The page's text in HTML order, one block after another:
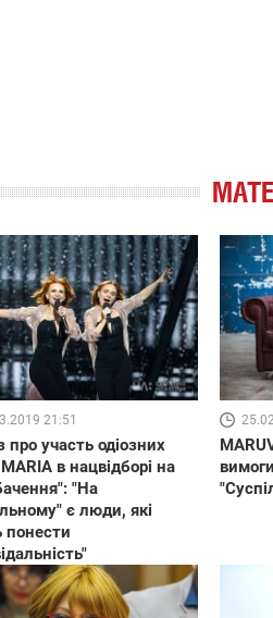
21:51
про участь одіозних
в нацвідборі на
"На
є люди, які